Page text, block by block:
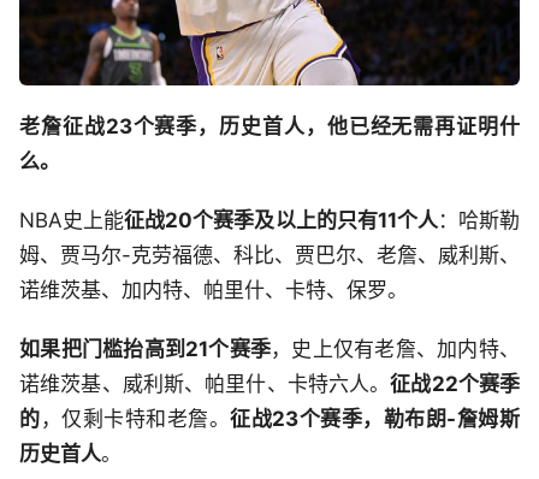
老詹征战23个赛季，历史首人，他已经无需再证明什
么。
NBA史上能征战20个赛季及以上的只有11个人：哈斯勒
姆、贾马尔-克劳福德、科比、贾巴尔、老詹、威利斯、
诺维茨基、加内特、帕里什、卡特、保罗。
如果把门槛抬高到21个赛季，史上仅有老詹、加内特、
诺维茨基、威利斯、帕里什、卡特六人。征战22个赛季
的 ，仅剩卡特和老詹。征战23个赛季，勒布朗-詹姆斯
历史首人。